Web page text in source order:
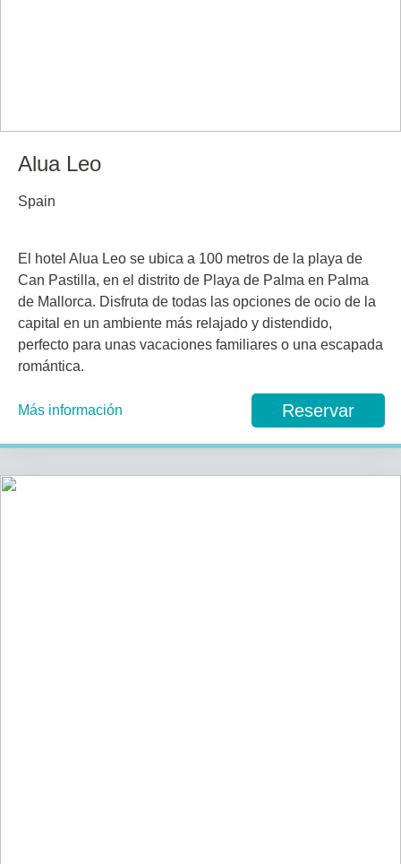
Alua Leo
Spain
El hotel Alua Leo se ubica a 100 metros de la playa de
Can Pastilla, en el distrito de Playa de Palma en Palma
de Mallorca. Disfruta de todas las opciones de ocio de la
capital en un ambiente más relajado y distendido,
perfecto para unas vacaciones familiares o una escapada
romántica.
Más información Reservar